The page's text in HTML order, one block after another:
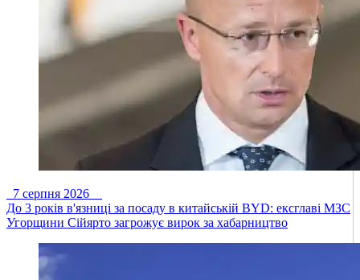
7 серпня 2026
До 3 років в'язниці за посаду в китайській BYD: ексглаві МЗС
Угорщини Сійярто загрожує вирок за хабарництво